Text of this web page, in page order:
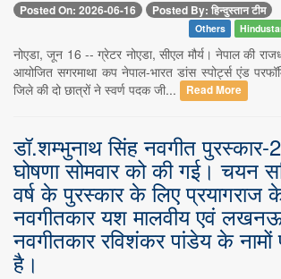
Posted On: 2026-06-16 Posted By: हिन्दुस्तान टीम
Others
नोएडा, जून 16 -- ग्रेटर नोएडा, सीएल मौर्य। नेपाल की
आयोजित सगरमाथा कप नेपाल-भारत डांस स्पोर्ट्स एंड
जिले की दो छात्रों ने स्वर्ण पदक जी...
Read More
डॉ.शम्भुनाथ सिंह नवगीत
घोषणा सोमवार को की गई। चयन
वर्ष के पुरस्कार के लिए प्रयागराज
नवगीतकार यश मालवीय एवं
नवगीतकार रविशंकर पांडेय के नामों
है।